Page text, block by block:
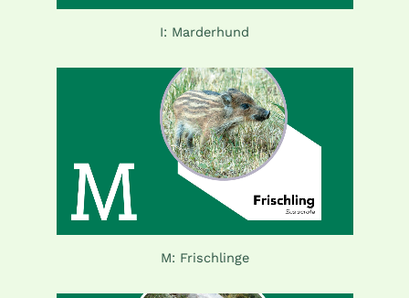
I: Marderhund
M: Frischlinge